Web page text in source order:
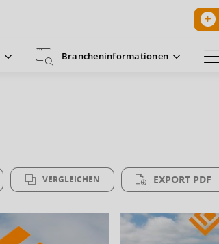
Brancheninformationen
VERGLEICHEN EXPORT PDF